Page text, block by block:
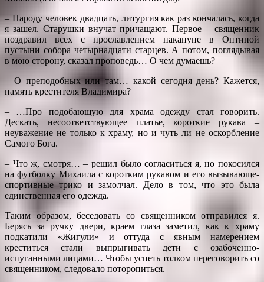
– Народу человек двадцать, литургия как раз кончалась, когда
я зашел. Старушки внучат причащают. Первое – священник
поздравил всех с прославлением накануне в Оптиной
пустыни собора четырнадцати старцев. А потом, поглядывая
в мою сторону, сказал проповедь… О чем думаешь?
– О преподобных или там… какой сегодня день? Кажется,
память крестителя Владимира?
– …Про подобающую для храма одежду стал говорить.
Дескать, несоответствующее платье, короткие рукава –
неуважение не только к храму, но и чуть ли не оскорбление
Самого Бога.
– Что ж, смотря… – решил было согласиться я, но покосился
на футболку Михаила с коротким рукавом и его вызывающе-
спортивные трико и замолчал. Дело в том, что это была
единственная его одежда.
Таким образом, беседовать со священником отправился я.
Берясь за ручку двери, краем глаза заметил, как к храму
подкатили «Жигули» и оттуда с явным намерением
креститься стали выпрыгивать дети с озабоченно-
испуганными лицами… Чтобы успеть толком переговорить со
священником, следовало поторопиться.